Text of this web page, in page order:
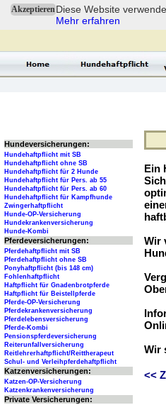
AkzeptierenDiese Website
Mehr erfahren
Ein
Wir
Wir
<<
Hundeversicherungen:
Hundehaftpflicht mit SB
Hundehaftpflicht ohne SB
Hundehaftpflicht für 2 Hunde
Hundehaftpflicht für Pers. ab 55
Hundehaftpflicht für Pers. ab 60
Hundehaftpflicht für Kampfhunde
Zwingerhaftpflicht
Hunde-OP-Versicherung
Hundekrankenversicherung
Hunde-Kombi
Pferdeversicherungen:
Pferdehaftpflicht mit SB
Pferdehaftpflicht ohne SB
Ponyhaftpflicht (bis 148 cm)
Fohlenhaftpflicht
Haftpflicht für Gnadenbrotpferde
Haftpflicht für Beistellpferde
Pferde-OP-Versicherung
Pferdekrankenversicherung
Pferdelebensversicherung
Pferde-Kombi
Pensionspferdeversicherung
Reiterunfallversicherung
Reitlehrerhaftpflicht/Reittherapeut
Schul- und Verleihpferdehaftpflicht
Katzenversicherungen:
Katzen-OP-Versicherung
Katzenkrankenversicherung
Private Versicherungen: